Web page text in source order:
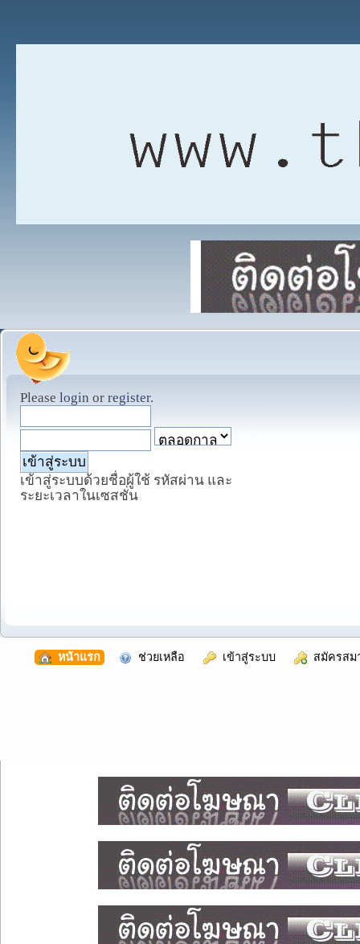
Please login or register.
เข้าสู่ระบบด้วยชื่อผู้ใช้ รหัสผ่าน และ
ระยะเวลาในเซสชั่น
หน้าแรก ช่วยเหลือ เข้าสู่ระบบ สมัครสม